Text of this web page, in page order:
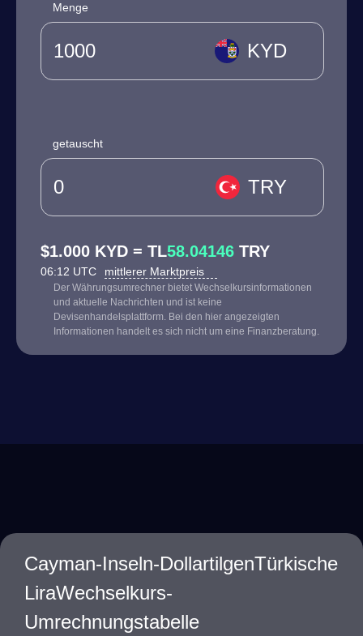
Menge
KYD
getauscht
TRY
$1.000 KYD = TL58.04146 TRY
06:12 UTC mittlerer Marktpreis
Der Währungsumrechner bietet Wechselkursinformationen
und aktuelle Nachrichten und ist keine
Devisenhandelsplattform. Bei den hier angezeigten
Informationen handelt es sich nicht um eine Finanzberatung.
Cayman-Inseln-DollartilgenTürkische
LiraWechselkurs-
Umrechnungstabelle